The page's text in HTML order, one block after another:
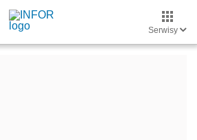
Serwisy